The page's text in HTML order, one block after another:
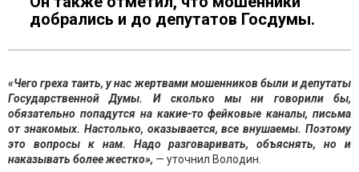
добрались и до депутатов Госдумы.
«Чего греха таить, у нас жертвами мошенников были и депутаты
Государственной Думы. И сколько мы ни говорили бы,
обязательно попадутся на какие-то фейковые каналы, письма
от знакомых. Настолько, оказывается, все внушаемы. Поэтому
это вопросы к нам. Надо разговаривать, объяснять, но и
наказывать более жестко», — уточнил Володин.